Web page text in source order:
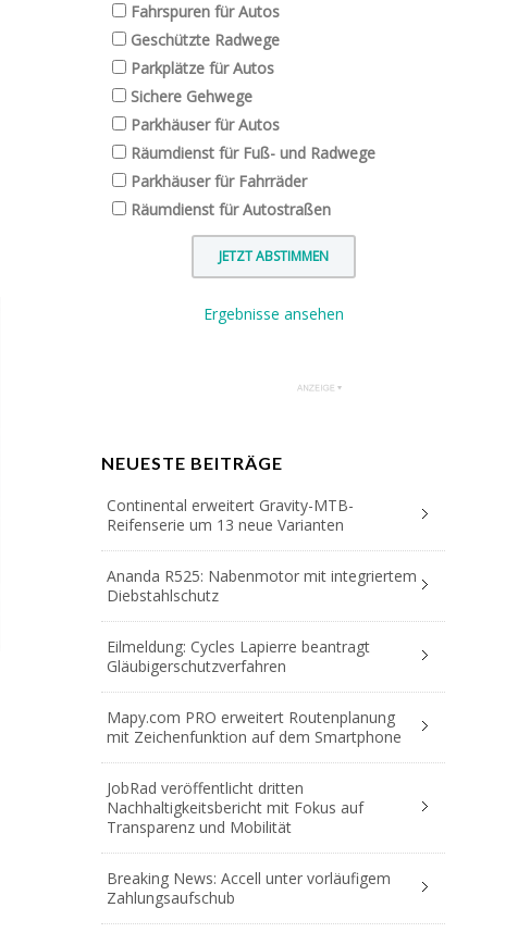
Fahrspuren für Autos
Geschützte Radwege
Parkplätze für Autos
Sichere Gehwege
Parkhäuser für Autos
Räumdienst für Fuß- und Radwege
Parkhäuser für Fahrräder
Räumdienst für Autostraßen
Ergebnisse ansehen
NEUESTE BEITRÄGE
Continental erweitert Gravity-MTB-
Reifenserie um 13 neue Varianten
Ananda R525: Nabenmotor mit integriertem
Diebstahlschutz
Eilmeldung: Cycles Lapierre beantragt
Gläubigerschutzverfahren
Mapy.com PRO erweitert Routenplanung
mit Zeichenfunktion auf dem Smartphone
JobRad veröffentlicht dritten
Nachhaltigkeitsbericht mit Fokus auf
Transparenz und Mobilität
Breaking News: Accell unter vorläufigem
Zahlungsaufschub